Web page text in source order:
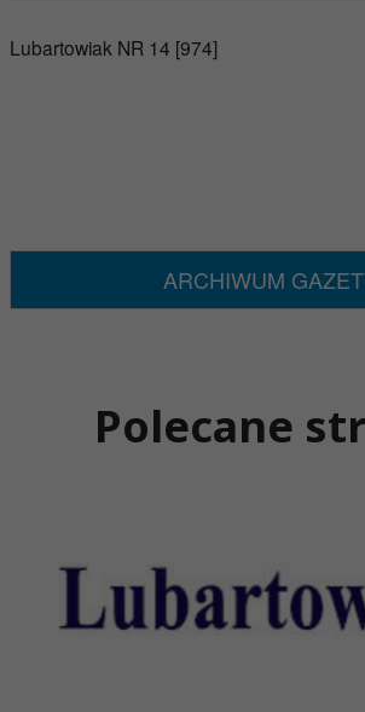
Lubartowiak NR 14 [974]
ARCHIWUM
Polecane